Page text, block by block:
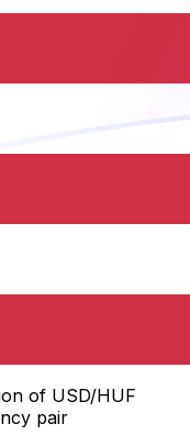
pair
0,0159196 USD
USD
1,59196 USD
31,8393 USD
of USD/HUF
pair